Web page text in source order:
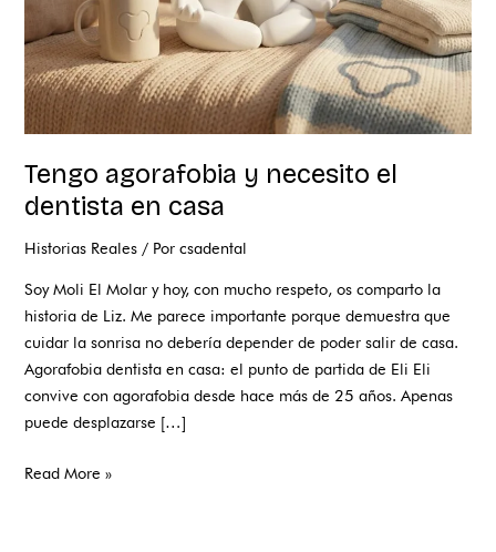
Tengo agorafobia y necesito el
dentista en casa
Historias Reales / Porcsadental
Soy Moli El Molar y hoy, con mucho respeto, os comparto la
historia de Liz. Me parece importante porque demuestra que
cuidar la sonrisa no debería depender de poder salir de casa.
Agorafobia dentista en casa: el punto de partida de Eli Eli
convive con agorafobia desde hace más de 25 años. Apenas
puede desplazarse […]
Read More »